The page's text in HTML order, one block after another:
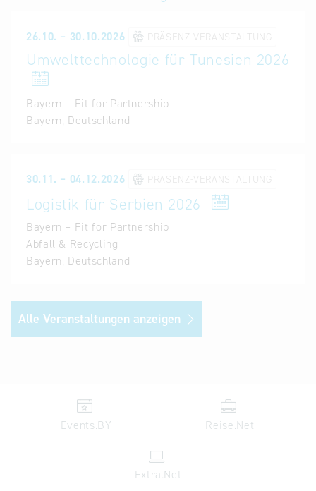
26.10. – 30.10.2026 PRÄSENZ-VERANSTALTUNG
Umwelttechnologie für Tunesien 2026
Bayern – Fit for Partnership
Bayern, Deutschland
30.11. – 04.12.2026 PRÄSENZ-VERANSTALTUNG
Logistik für Serbien 2026
Bayern – Fit for Partnership
Abfall & Recycling
Bayern, Deutschland
Alle Veranstaltungen anzeigen
Events.BY Reise.Net
Extra.Net